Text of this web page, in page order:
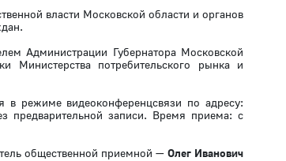
власти Московской области и органов
Администрации Губернатора Московской
Министерства потребительского рынка и
в режиме видеоконференцсвязи по адресу:
предварительной записи. Время приема: с
общественной приемной — Олег Иванович